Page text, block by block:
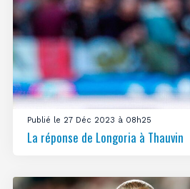
Publié le 27 Déc 2023 à 08h25
La réponse de Longoria à Thauvin